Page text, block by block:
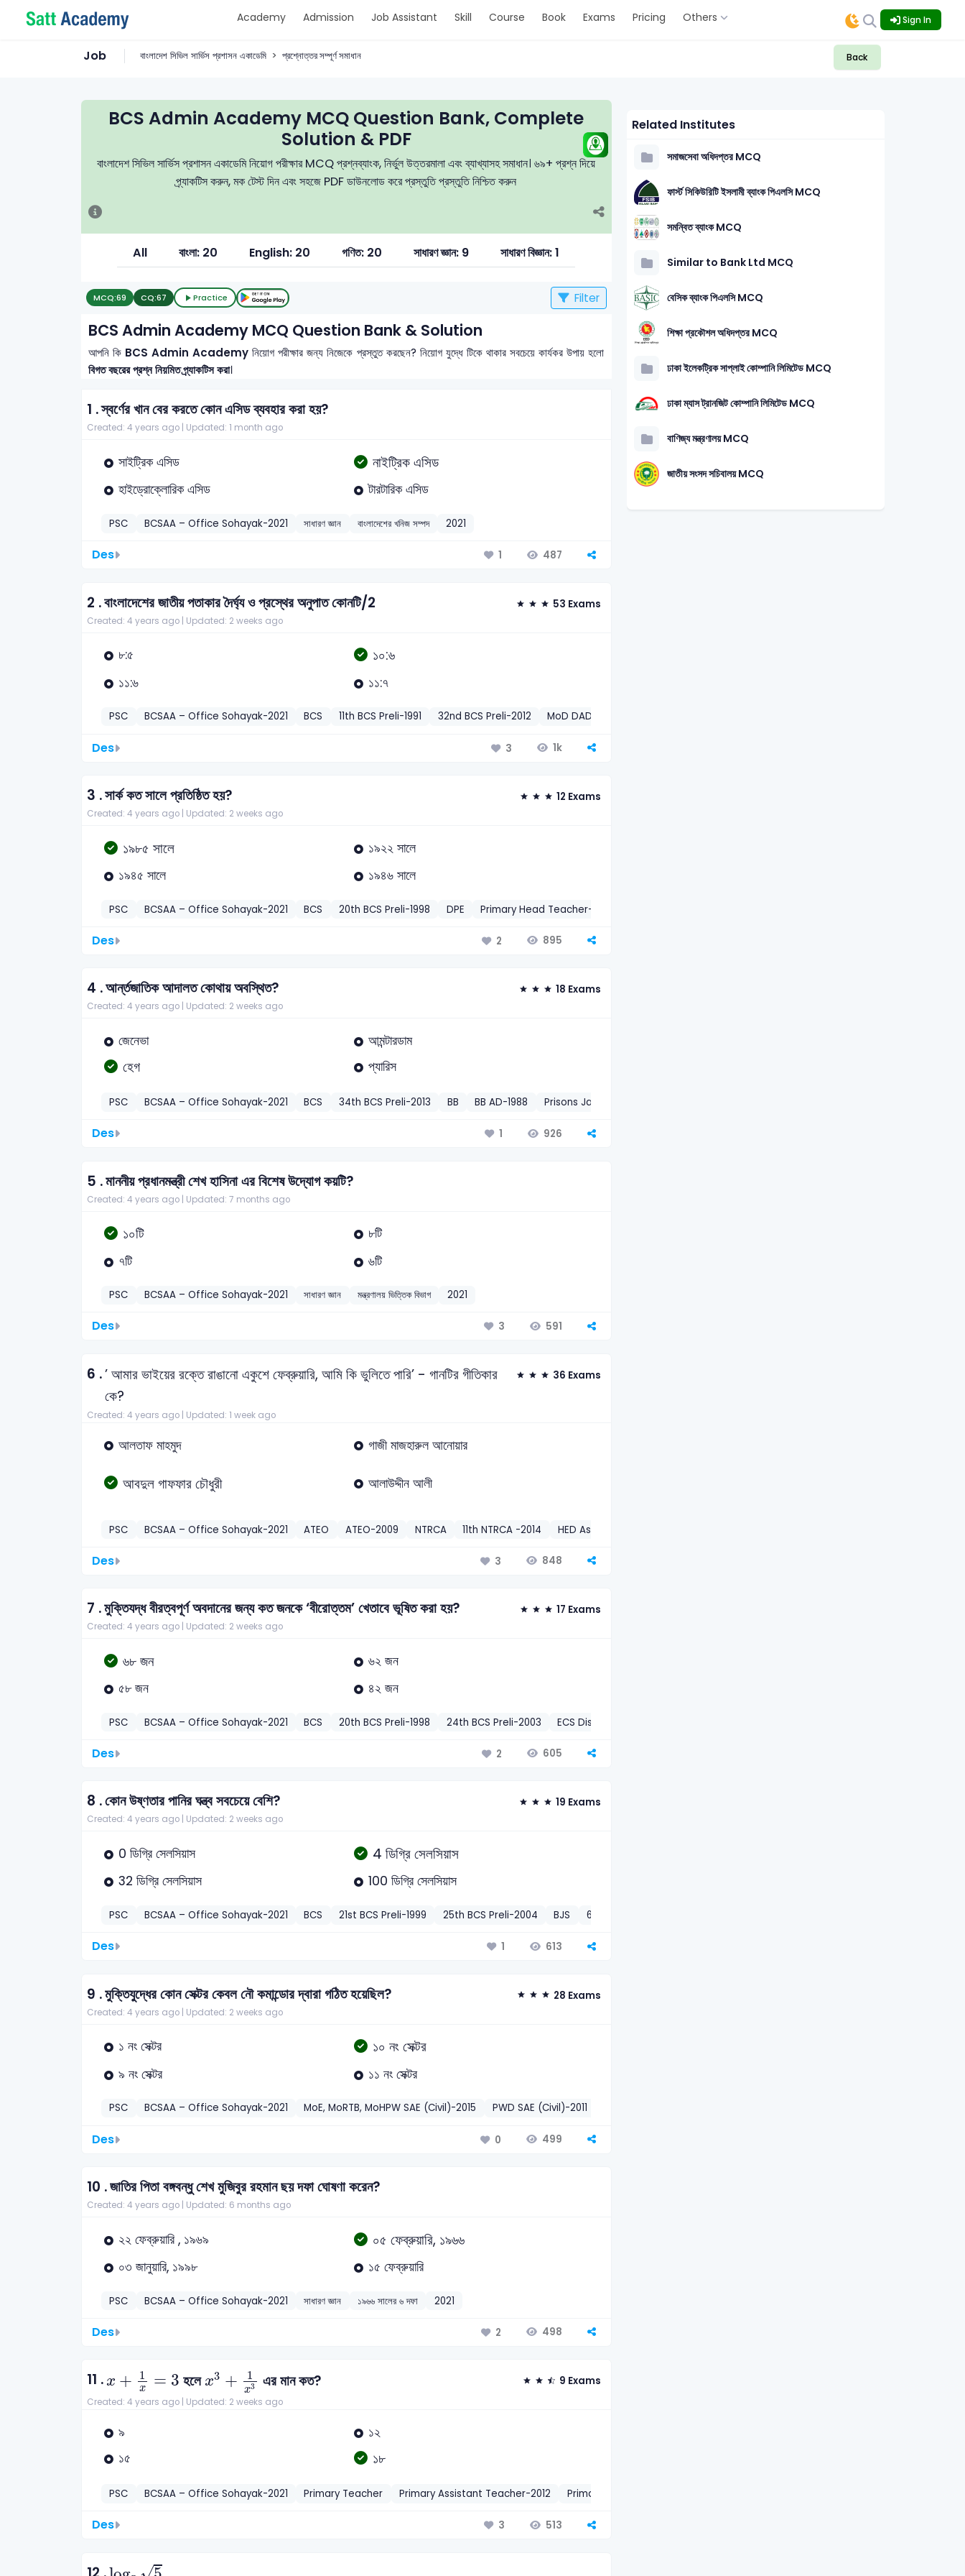
Academy Admission Job Assistant Skill Course Book Exams Pricing Others Sign In
Job বাংলাদেশ সিভিল সার্ভিস প্রশাসন একাডেমি প্রশ্নোত্তর সম্পূর্ণ সমাধান Back
BCS Admin Academy MCQ Question Bank, Complete
Solution & PDF
বাংলাদেশ সিভিল সার্ভিস প্রশাসন একাডেমি নিয়োগ পরীক্ষার MCQ প্রশ্নব্যাংক, নির্ভুল উত্তরমালা এবং ব্যাখ্যাসহ সমাধান। ৬৯+ প্রশ্ন দিয়ে
প্র্যাকটিস করুন, মক টেস্ট দিন এবং সহজে PDF ডাউনলোড করে প্রস্তুতি প্রস্তুতি নিশ্চিত করুন
All বাংলা: 20 English: 20 গণিত: 20 সাধারণ জ্ঞান: 9 সাধারণ বিজ্ঞান: 1
MCQ:69 CQ:67 Practice Filter
BCS Admin Academy MCQ Question Bank & Solution
আপনি কি BCS Admin Academy নিয়োগ পরীক্ষার জন্য নিজেকে প্রস্তুত করছেন? নিয়োগ যুদ্ধে টিকে থাকার সবচেয়ে কার্যকর উপায় হলো
বিগত বছরের প্রশ্ন নিয়মিত প্র্যাকটিস করা।
1 .স্বর্ণের খান বের করতে কোন এসিড ব্যবহার করা হয়?
Created: 4 years ago | Updated: 1 month ago
সাইট্রিক এসিড নাইট্রিক এসিড
হাইড্রোক্লোরিক এসিড টারটারিক এসিড
PSC BCSAA – Office Sohayak-2021 সাধারণ জ্ঞান বাংলাদেশের খনিজ সম্পদ 2021
Des 1 487
2 .বাংলাদেশের জাতীয় পতাকার দৈর্ঘ্য ও প্রস্থের অনুপাত কোনটি/2 53 Exams
Created: 4 years ago | Updated: 2 weeks ago
৮:৫ ১০:৬
১১:৬ ১১:৭
PSC BCSAA – Office Sohayak-2021 BCS 11th BCS Preli-1991 32nd BCS Preli-2012 MoD DAD-2016
Des 3 1k
3 .সার্ক কত সালে প্রতিষ্ঠিত হয়? 12 Exams
Created: 4 years ago | Updated: 2 weeks ago
১৯৮৫ সালে
১৯২২ সালে
১৯৪৫ সালে
১৯৪৬ সালে
PSC BCSAA – Office Sohayak-2021 BCS 20th BCS Preli-1998 DPE Primary Head Teacher-2008
Des 2 895
4 .আর্ন্তজাতিক আদালত কোথায় অবস্থিত? 18 Exams
Created: 4 years ago | Updated: 2 weeks ago
জেনেভা আমন্টারডাম
হেগ প্যারিস
PSC BCSAA – Office Sohayak-2021 BCS 34th BCS Preli-2013 BB BB AD-1988 Prisons Jail Superintendent-2013
Des 1 926
5 .মাননীয় প্রধানমন্ত্রী শেখ হাসিনা এর বিশেষ উদ্যোগ কয়টি?
Created: 4 years ago | Updated: 7 months ago
১০টি
৮টি
৭টি
৬টি
PSC BCSAA – Office Sohayak-2021 সাধারণ জ্ঞান মন্ত্রণালয় ভিত্তিক বিভাগ 2021
Des 3 591
6 .’ আমার ভাইয়ের রক্তে রাঙানো একুশে ফেব্রুয়ারি, আমি কি ভুলিতে পারি’ - গানটির গীতিকার
কে?
36 Exams
Created: 4 years ago | Updated: 1 week ago
আলতাফ মাহমুদ গাজী মাজহারুল আনোয়ার
আবদুল গাফফার চৌধুরী আলাউদ্দীন আলী
PSC BCSAA – Office Sohayak-2021 ATEO ATEO-2009 NTRCA 11th NTRCA -2014 HED Assistant Engineer (Civil)-2017
Des 3 848
7 .মুক্তিযদ্ধ বীরত্বপূর্ণ অবদানের জন্য কত জনকে ‘বীরোত্তম’ খেতাবে ভূষিত করা হয়? 17 Exams
Created: 4 years ago | Updated: 2 weeks ago
৬৮ জন
৬২ জন
৫৮ জন
৪২ জন
PSC BCSAA – Office Sohayak-2021 BCS 20th BCS Preli-1998 24th BCS Preli-2003 ECS District Election Officer/Assistant Secretary-2004
Des 2 605
8 .কোন উষ্ণতার পানির ঘন্ত্ব সবচেয়ে বেশি? 19 Exams
Created: 4 years ago | Updated: 2 weeks ago
0 ডিগ্রি সেলসিয়াস 4 ডিগ্রি সেলসিয়াস
32 ডিগ্রি সেলসিয়াস 100 ডিগ্রি সেলসিয়াস
PSC BCSAA – Office Sohayak-2021 BCS 21st BCS Preli-1999 25th BCS Preli-2004 BJS 6th BJS Preli-2011
Des 1 613
9 .মুক্তিযুদ্ধের কোন সেক্টর কেবল নৌ কমান্ডোর দ্বারা গঠিত হয়েছিল? 28 Exams
Created: 4 years ago | Updated: 2 weeks ago
১ নং সেক্টর ১০ নং সেক্টর
৯ নং সেক্টর ১১ নং সেক্টর
PSC BCSAA – Office Sohayak-2021 MoE, MoRTB, MoHPW SAE (Civil)-2015 PWD SAE (Civil)-2011
Des 0 499
10 .জাতির পিতা বঙ্গবন্ধু শেখ মুজিবুর রহমান ছয় দফা ঘোষণা করেন?
Created: 4 years ago | Updated: 6 months ago
২২ ফেব্রুয়ারি , ১৯৬৯ ০৫ ফেব্রুয়ারি, ১৯৬৬
০৩ জানুয়ারি, ১৯৯৮ ১৫ ফেব্রুয়ারি
PSC BCSAA – Office Sohayak-2021 সাধারণ জ্ঞান ১৯৬৬ সালের ৬ দফা 2021
Des 2 498
11 . x + 1
x = 3
+1 = হলে x3 + 1
x3
3 + 3 এর মান কত? 9 Exams
Created: 4 years ago | Updated: 2 weeks ago
৯
১২
১৫
১৮
PSC BCSAA – Office Sohayak-2021 Primary Teacher Primary Assistant Teacher-2012 Primary Assistant Teacher-2011
Des 3 513
log 5
Related Institutes
সমাজসেবা অধিদপ্তর MCQ
ফার্স্ট সিকিউরিটি ইসলামী ব্যাংক পিএলসি MCQ
সমন্বিত ব্যাংক MCQ
Similar to Bank Ltd MCQ
বেসিক ব্যাংক পিএলসি MCQ
শিক্ষা প্রকৌশল অধিদপ্তর MCQ
ঢাকা ইলেকট্রিক সাপ্লাই কোম্পানি লিমিটেড MCQ
ঢাকা ম্যাস ট্রানজিট কোম্পানি লিমিটেড MCQ
বাণিজ্য মন্ত্রণালয় MCQ
জাতীয় সংসদ সচিবালয় MCQ